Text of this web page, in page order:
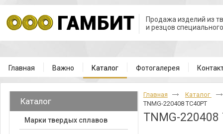
Продажа изделий из
и резцов
Главная Важно Каталог Фотогалерея
Каталог
Марки твердых сплавов
Главная
Каталог
TNMG-220408 TC40PT
TNMG-220408